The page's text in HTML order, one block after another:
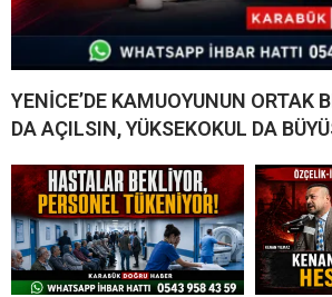
YENİCE’DE KAMUOYUNUN ORTAK
DA AÇILSIN, YÜKSEKOKUL DA